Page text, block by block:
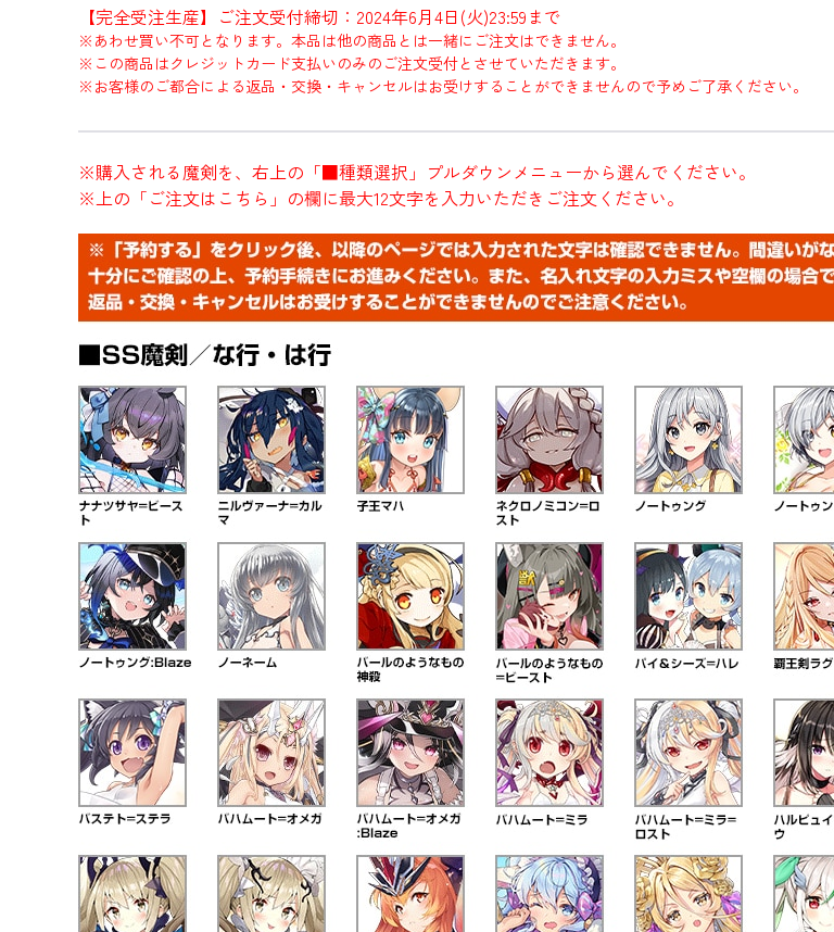
【完全受注生産】ご注文受付締切：2024年6月4日(火)23:59まで
※あわせ買い不可となります。本品は他の商品とは一緒にご注文はできません。
※この商品はクレジットカード支払いのみのご注文受付とさせていただきます。
※お客様のご都合による返品・交換・キャンセルはお受けすることができませんので予めご了承ください。
※購入される魔剣を、右上の「■種類選択」プルダウンメニューから選んでください。
※上の「ご注文はこちら」の欄に最大12文字を入力いただきご注文ください。